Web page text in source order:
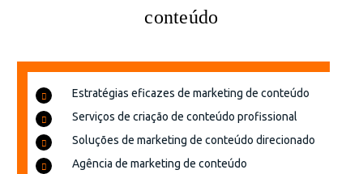
conteúdo
Estratégias eficazes de marketing de conteúdo
Serviços de criação de conteúdo profissional
Soluções de marketing de conteúdo direcionado
Agência de marketing de conteúdo